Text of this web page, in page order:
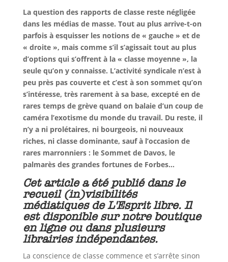
La question des rapports de classe reste négligée
dans les médias de masse. Tout au plus arrive-t-on
parfois à esquisser les notions de « gauche » et de
« droite », mais comme s’il s’agissait tout au plus
d’options qui s’offrent à la « classe moyenne », la
seule qu’on y connaisse. L’activité syndicale n’est à
peu près pas couverte et c’est à son sommet qu’on
s’intéresse, très rarement à sa base, excepté en de
rares temps de grève quand on balaie d’un coup de
caméra l’exotisme du monde du travail. Du reste, il
n’y a ni prolétaires, ni bourgeois, ni nouveaux
riches, ni classe dominante, sauf à l’occasion de
rares marronniers : le Sommet de Davos, le
palmarès des grandes fortunes de Forbes…
Cet article a été publié dans le
recueil (in)visibilités
médiatiques de L'Esprit libre. Il
est disponible sur notre boutique
en ligne ou dans plusieurs
librairies indépendantes.
La conscience de classe commence et s’arrête sinon